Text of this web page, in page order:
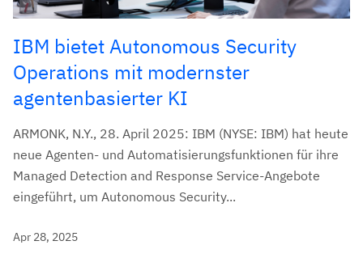
IBM bietet Autonomous Security
Operations mit modernster
agentenbasierter KI
ARMONK, N.Y., 28. April 2025: IBM (NYSE: IBM) hat heute
neue Agenten- und Automatisierungsfunktionen für ihre
Managed Detection and Response Service-Angebote
eingeführt, um Autonomous Security...
Apr 28, 2025